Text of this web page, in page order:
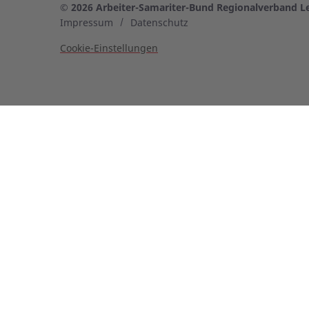
© 2026 Arbeiter-Samariter-Bund Regionalverband
Impressum
Datenschutz
Cookie-Einstellungen